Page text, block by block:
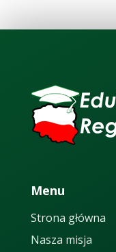
Menu
Strona główna
Nasza misja